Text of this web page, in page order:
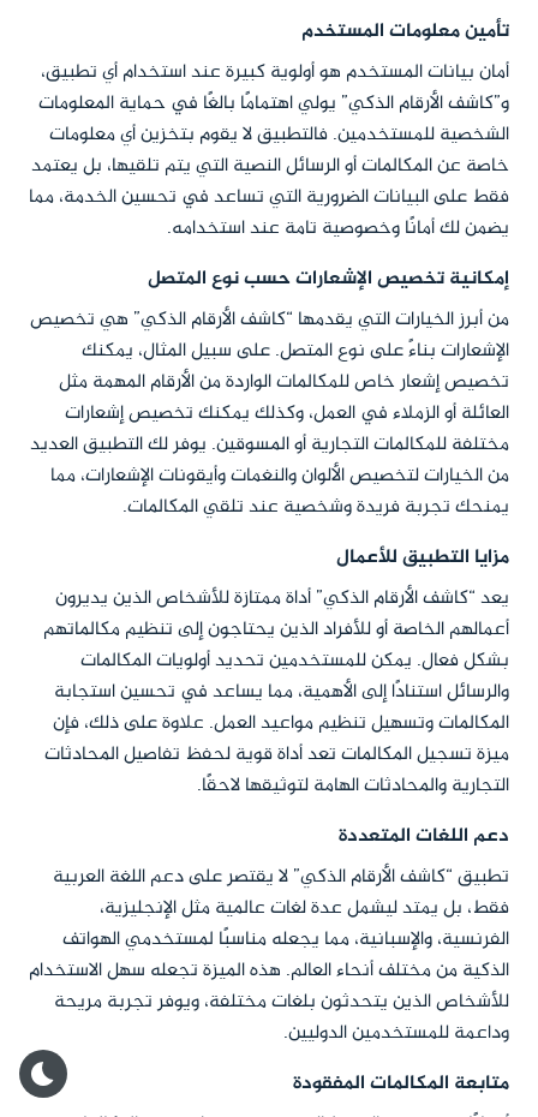
تأمين معلومات المستخدم
أمان بيانات المستخدم هو أولوية كبيرة عند استخدام أي تطبيق،
و”كاشف الأرقام الذكي” يولي اهتمامًا بالغًا في حماية المعلومات
الشخصية للمستخدمين. فالتطبيق لا يقوم بتخزين أي معلومات
خاصة عن المكالمات أو الرسائل النصية التي يتم تلقيها، بل يعتمد
فقط على البيانات الضرورية التي تساعد في تحسين الخدمة، مما
يضمن لك أمانًا وخصوصية تامة عند استخدامه.
إمكانية تخصيص الإشعارات حسب نوع المتصل
من أبرز الخيارات التي يقدمها “كاشف الأرقام الذكي” هي تخصيص
الإشعارات بناءً على نوع المتصل. على سبيل المثال، يمكنك
تخصيص إشعار خاص للمكالمات الواردة من الأرقام المهمة مثل
العائلة أو الزملاء في العمل، وكذلك يمكنك تخصيص إشعارات
مختلفة للمكالمات التجارية أو المسوقين. يوفر لك التطبيق العديد
من الخيارات لتخصيص الألوان والنغمات وأيقونات الإشعارات، مما
يمنحك تجربة فريدة وشخصية عند تلقي المكالمات.
مزايا التطبيق للأعمال
يعد “كاشف الأرقام الذكي” أداة ممتازة للأشخاص الذين يديرون
أعمالهم الخاصة أو للأفراد الذين يحتاجون إلى تنظيم مكالماتهم
بشكل فعال. يمكن للمستخدمين تحديد أولويات المكالمات
والرسائل استنادًا إلى الأهمية، مما يساعد في تحسين استجابة
المكالمات وتسهيل تنظيم مواعيد العمل. علاوة على ذلك، فإن
ميزة تسجيل المكالمات تعد أداة قوية لحفظ تفاصيل المحادثات
التجارية والمحادثات الهامة لتوثيقها لاحقًا.
دعم اللغات المتعددة
تطبيق “كاشف الأرقام الذكي” لا يقتصر على دعم اللغة العربية
فقط، بل يمتد ليشمل عدة لغات عالمية مثل الإنجليزية،
الفرنسية، والإسبانية، مما يجعله مناسبًا لمستخدمي الهواتف
الذكية من مختلف أنحاء العالم. هذه الميزة تجعله سهل الاستخدام
للأشخاص الذين يتحدثون بلغات مختلفة، ويوفر تجربة مريحة
وداعمة للمستخدمين الدوليين.
متابعة المكالمات المفقودة